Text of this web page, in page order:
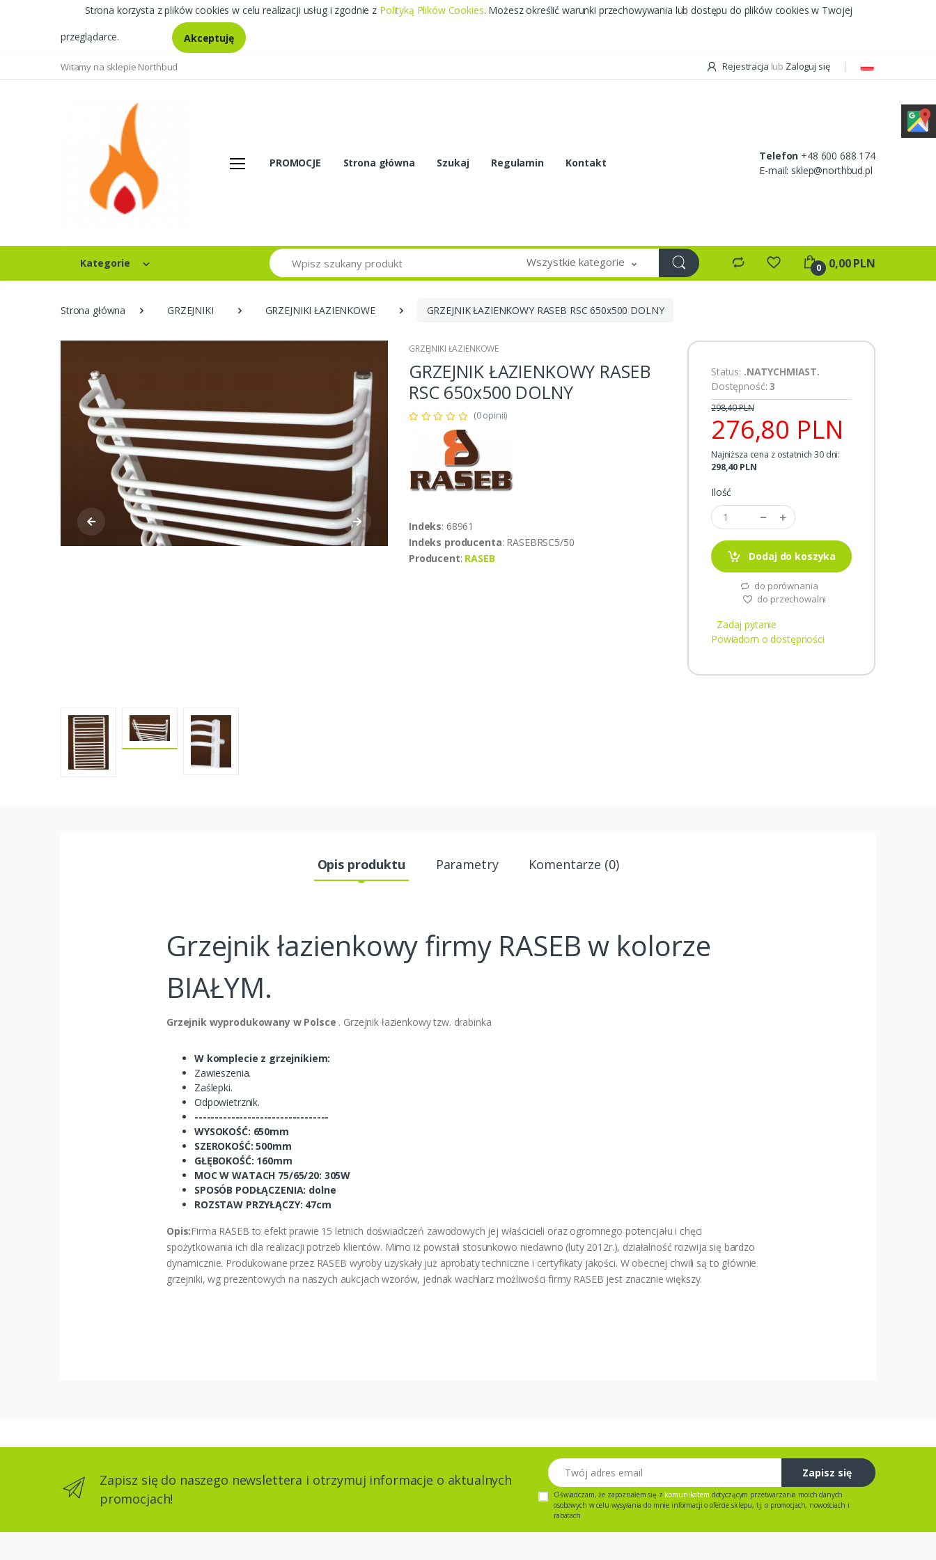
Strona korzysta z plików cookies w celu realizacji usług i zgodnie z Polityką Plików Cookies. Możesz określić warunki przechowywania lub dostępu do plików cookies w Twojej
przeglądarce. Akceptuję
Witamy na sklepie Northbud Rejestracja lub Zaloguj się
PROMOCJE Strona główna Szukaj Regulamin Kontakt
Telefon +48 600 688 174
E-mail: sklep@northbud.pl
Kategorie
Szukaj Wszystkie kategorie 0 0,00 PLN
Strona główna GRZEJNIKI GRZEJNIKI ŁAZIENKOWE GRZEJNIK ŁAZIENKOWY RASEB RSC 650x500 DOLNY
GRZEJNIKI ŁAZIENKOWE
GRZEJNIK ŁAZIENKOWY RASEB
RSC 650x500 DOLNY
(0 opinii)
Indeks: 68961
Indeks producenta: RASEBRSC5/50
Producent: RASEB
Status: .NATYCHMIAST.
Dostępność:3
276,80 PLN
298,40 PLN
Najniższa cena z ostatnich 30 dni:
298,40 PLN
Ilość
Dodaj do koszyka
do porównania
do przechowalni
Zadaj pytanie
Powiadom o dostępności
Opis produktu Parametry Komentarze (0)
Grzejnik łazienkowy firmy RASEB w kolorze
BIAŁYM.
Grzejnik wyprodukowany w Polsce . Grzejnik łazienkowy tzw. drabinka
W komplecie z grzejnikiem:
Zawieszenia.
Zaślepki.
Odpowietrznik.
---------------------------------
WYSOKOŚĆ: 650mm
SZEROKOŚĆ: 500mm
GŁĘBOKOŚĆ: 160mm
MOC W WATACH 75/65/20: 305W
SPOSÓB PODŁĄCZENIA: dolne
ROZSTAW PRZYŁĄCZY: 47cm
Opis:Firma RASEB to efekt prawie 15 letnich doświadczeń zawodowych jej właścicieli oraz ogromnego potencjału i chęci
spożytkowania ich dla realizacji potrzeb klientów. Mimo iż powstali stosunkowo niedawno (luty 2012r.), działalność rozwija się bardzo
dynamicznie. Produkowane przez RASEB wyroby uzyskały już aprobaty techniczne i certyfikaty jakości. W obecnej chwili są to głównie
grzejniki, wg prezentowych na naszych aukcjach wzorów, jednak wachlarz możliwości firmy RASEB jest znacznie większy.
Zapisz się do naszego newslettera i otrzymuj informacje o aktualnych
promocjach!
Twój adres email
Zapisz się
Oświadczam, że zapoznałem się z komunikatem dotyczącym przetwarzania moich danych
osobowych w celu wysyłania do mnie informacji o ofercie sklepu, tj. o promocjach, nowościach i
rabatach